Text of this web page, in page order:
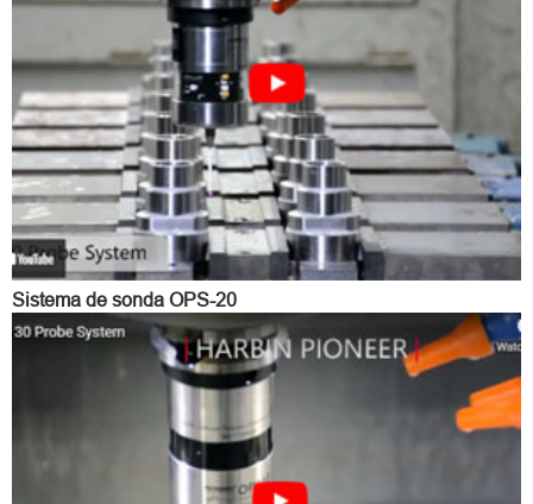
Sistema de sonda OPS-20